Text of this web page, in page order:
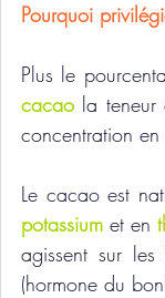
Pourquoi
Plus le
cacao la teneur
concentration
Le cacao est
potassium et en
agissent sur
(hormone du